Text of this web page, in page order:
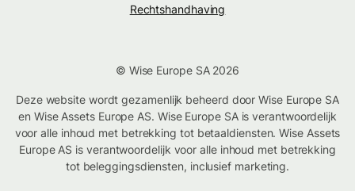
Rechtshandhaving
© Wise Europe SA 2026
Deze website wordt gezamenlijk beheerd door Wise Europe SA
en Wise Assets Europe AS. Wise Europe SA is verantwoordelijk
voor alle inhoud met betrekking tot betaaldiensten. Wise Assets
Europe AS is verantwoordelijk voor alle inhoud met betrekking
tot beleggingsdiensten, inclusief marketing.